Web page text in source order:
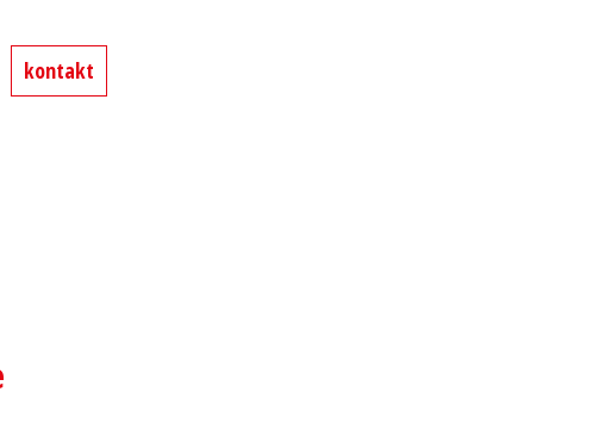
kontakt